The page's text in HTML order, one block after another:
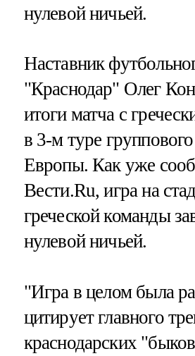
нулевой ничьей.
Наставник
"Краснодар" Олег
итоги матча с
в 3-м туре
Европы. Как уже
Вести.Ru, игра на
греческой команды
нулевой ничьей.
"Игра в целом была
цитирует главного
краснодарских